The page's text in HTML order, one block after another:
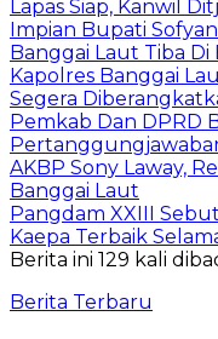
Lapas Siap, Kanwil
Impian Bupati
Banggai Laut Tiba Di
Kapolres Banggai
Segera
Pemkab Dan DPRD
AKBP Sony Laway,
Banggai Laut
Pangdam XXIII
Kaepa Terbaik
Berita ini 129 kali
Berita Terbaru